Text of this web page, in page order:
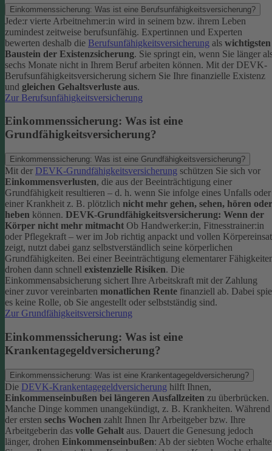
Einkommenssicherung: Was ist eine Berufsunfähigkeitsversicherung?
Jede:r vierte Arbeitnehmer:in wird in seinem bzw. ihrem Leben
zumindest zeitweise berufsunfähig. Expertinnen und Experten
bewerten deshalb die Berufsunfähigkeitsversicherung als wichtigsten
Baustein der Existenzsicherung. Sie springt ein, wenn Sie länger
sechs Monate nicht in Ihrem Beruf arbeiten können. Mit der DEVK-
Berufsunfähigkeitsversicherung sichern Sie Ihre finanzielle Existenz
und gleichen Gehaltsverluste aus.
Zur Berufsunfähigkeitsversicherung
Einkommenssicherung: Was ist eine
Grundfähigkeitsversicherung?
Einkommenssicherung: Was ist eine Grundfähigkeitsversicherung?
Mit der DEVK-Grundfähigkeitsversicherung schützen Sie sich vor
Einkommensverlusten, die aus der Beeinträchtigung einer
Grundfähigkeit resultieren – d. h. wenn Sie infolge eines Unfalls oder
einer Krankheit z. B. plötzlich nicht mehr gehen, sehen, hören oder
heben können. DEVK-Grundfähigkeitsversicherung: Wenn der
Körper nicht mehr mitmacht Ob Handwerker:in, Fitnesstrainer:in
oder Pflegekraft – wer im Job richtig anpackt und vollen
zeigt, nutzt dabei ganz selbstverständlich seine körperlichen
Grundfähigkeiten. Bei einer Beeinträchtigung elementarer
drohen dann schnell existenzielle Risiken. Die
Einkommensabsicherung sichert Ihre Arbeitskraft mit der Zahlung
einer zuvor vereinbarten monatlichen Rente finanziell ab. Dabei
es keine Rolle, ob Sie angestellt oder selbstständig sind.
Zur Grundfähigkeitsversicherung
Einkommenssicherung: Was ist eine
Krankentagegeldversicherung?
Einkommenssicherung: Was ist eine Krankentagegeldversicherung?
Die DEVK-Krankentagegeldversicherung hilft Ihnen,
Einkommenseinbußen bei längeren Ausfallzeiten zu überbrücken.
Manche Dinge kommen unangekündigt, z. B. Krankheiten. Während
der ersten sechs Wochen zahlt Ihnen Ihr Arbeitgeber bzw. Ihre
Arbeitgeberin das volle Gehalt aus. Dauert die Genesung jedoch
länger, drohen Einkommenseinbußen: Ab der siebten Woche